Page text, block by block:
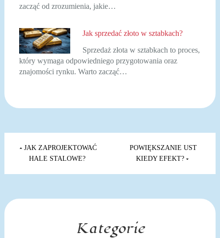
zacząć od zrozumienia, jakie…
Jak sprzedać złoto w sztabkach?
Sprzedaż złota w sztabkach to proces,
który wymaga odpowiedniego przygotowania oraz
znajomości rynku. Warto zacząć…
Nawigacja
wpisu
JAK ZAPROJEKTOWAĆ
HALE STALOWE?
POWIĘKSZANIE UST
KIEDY EFEKT?
Kategorie